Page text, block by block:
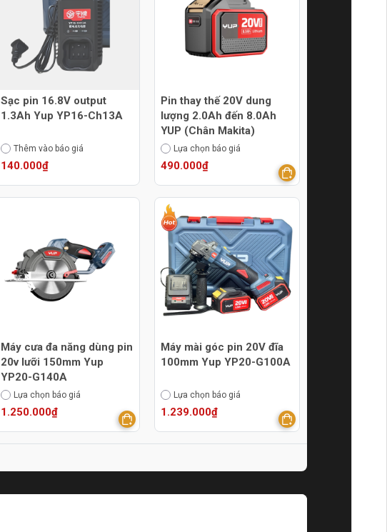
Sạc pin 16.8V output
1.3Ah Yup YP16-Ch13A
Thêm vào báo giá
140.000₫
Pin thay thế 20V dung
lượng 2.0Ah đến 8.0Ah
YUP (Chân Makita)
Lựa chọn báo giá
490.000₫
Máy cưa đa năng dùng pin
20v lưỡi 150mm Yup
YP20-G140A
Lựa chọn báo giá
1.250.000₫
Máy mài góc pin 20V đĩa
100mm Yup YP20-G100A
Lựa chọn báo giá
1.239.000₫